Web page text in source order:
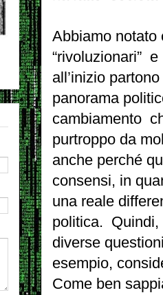
Abbiamo notato
“rivoluzionari”
all’inizio
panorama
cambiamento
purtroppo da
anche perché
consensi, in
una reale
politica. Quindi,
diverse
esempio,
Come ben